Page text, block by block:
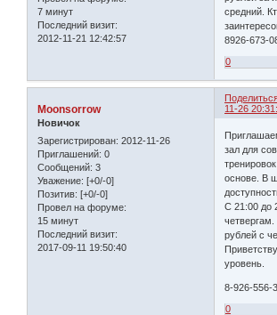
7 минут
Последний визит:
2012-11-21 12:42:57
средний.
8926-673-
0
11-26
Moonsorrow
Новичок
Зарегистрирован: 2012-11-26
Приглашений: 0
Сообщений: 3
Уважение: [+0/-0]
Позитив: [+0/-0]
Провел на форуме:
15 минут
Последний визит:
2017-09-11 19:50:40
зал для
основе. В
С 21:00 до
рублей с
уровень.
8-926-556-
0